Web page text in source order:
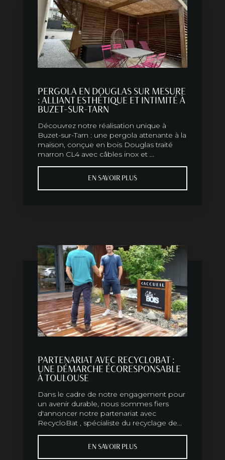
PERGOLA EN DOUGLAS SUR MESURE
: ALLIANT ESTHÉTIQUE ET INTIMITÉ À
BUZET-SUR-TARN
Découvrez notre réalisation unique à
Buzet-sur-Tarn : une pergola attenante à la
maison, conçue en bois Douglas traité
marron CL4 avec câbles inox et ...
EN SAVOIR PLUS
PARTENARIAT AVEC RECYCLOBAT :
UNE DÉMARCHE ÉCORESPONSABLE
À TOULOUSE
Dans le cadre de notre engagement pour
un avenir durable, nous sommes fiers
d'annoncer notre partenariat avec
RecycloBat , spécialiste du recyclage de...
EN SAVOIR PLUS